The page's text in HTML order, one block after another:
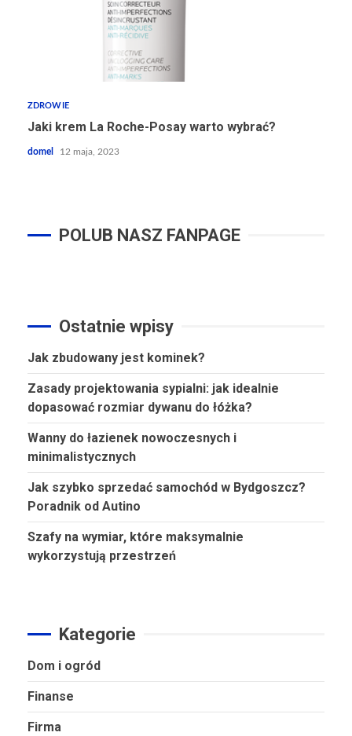
ZDROWIE
Jaki krem La Roche-Posay warto wybrać?
domel 12 maja, 2023
POLUB NASZ FANPAGE
Ostatnie wpisy
Jak zbudowany jest kominek?
Zasady projektowania sypialni: jak idealnie
dopasować rozmiar dywanu do łóżka?
Wanny do łazienek nowoczesnych i
minimalistycznych
Jak szybko sprzedać samochód w Bydgoszcz?
Poradnik od Autino
Szafy na wymiar, które maksymalnie
wykorzystują przestrzeń
Kategorie
Dom i ogród
Finanse
Firma